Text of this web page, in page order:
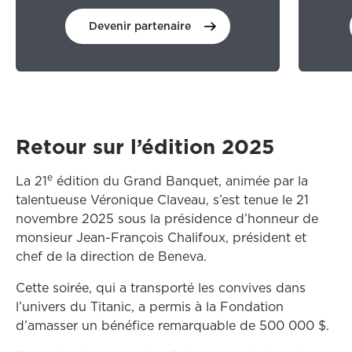
Devenir partenaire
Retour sur l’édition 2025
La 21e édition du Grand Banquet, animée par la
talentueuse Véronique Claveau, s’est tenue le 21
novembre 2025 sous la présidence d’honneur de
monsieur Jean-François Chalifoux, président et
chef de la direction de Beneva.
Cette soirée, qui a transporté les convives dans
l’univers du Titanic, a permis à la Fondation
d’amasser un bénéfice remarquable de 500 000 $.